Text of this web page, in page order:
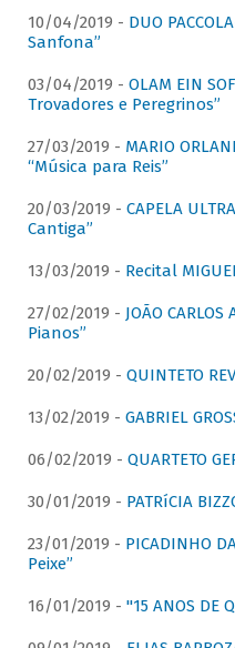
10/04/2019 - DUO
Sanfona”
03/04/2019 - OLAM EIN
Trovadores e Peregrinos”
27/03/2019 - MARIO
“Música para Reis”
20/03/2019 - CAPELA
Cantiga”
13/03/2019 - Recital
27/02/2019 - JOÃO
Pianos”
20/02/2019 - QUINTETO
13/02/2019 - GABRIEL
06/02/2019 - QUARTETO
30/01/2019 - PATRíCIA
23/01/2019 - PICADINHO
Peixe”
16/01/2019 - "15 ANOS DE